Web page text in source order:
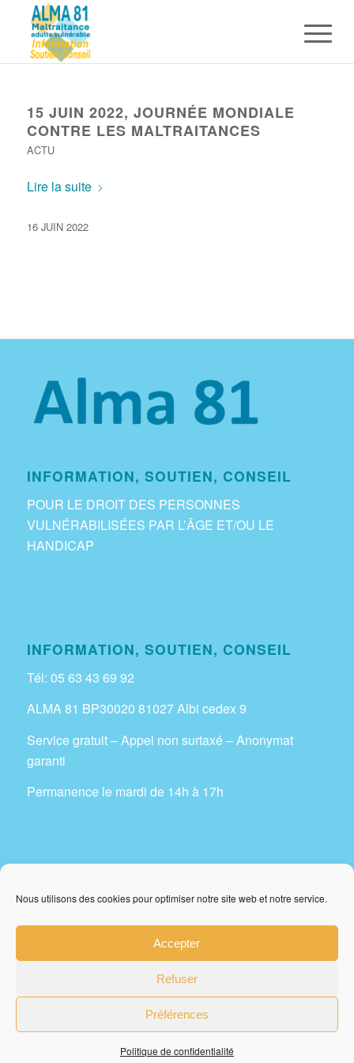
Nous utilisons des cookies pour optimiser notre site web et notre service.
Accepter
Refuser
Préférences
Politique de confidentialité
15 JUIN 2022, JOURNÉE MONDIALE
CONTRE LES MALTRAITANCES
ACTU
Lire la suite
16 JUIN 2022
INFORMATION, SOUTIEN, CONSEIL
POUR LE DROIT DES PERSONNES
VULNÉRABILISÉES PAR L’ÂGE ET/OU LE
HANDICAP
INFORMATION, SOUTIEN, CONSEIL
Tél: 05 63 43 69 92
ALMA 81 BP30020 81027 Albi cedex 9
Service gratuit – Appel non surtaxé – Anonymat
garanti
Permanence le mardi de 14h à 17h
Télécharger affiche 1 Alma81
Télécharger affiche 2 Alma81
© Copyright - Alma 81
Politique de confidentialité